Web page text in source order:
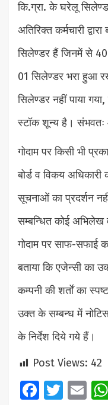
कि.ग्रा. के घरेलू
अतिरिक्त कर्मचारी
सिलेण्डर हैं जिनमें से
01 सिलेण्डर भरा हुआ
सिलेण्डर नहीं पाया
स्टॉक शून्य है।
गोदाम पर किसी भी
बोर्ड व विकय अधिकारी
सूचनाओं का प्रदर्शन
सम्बन्धित कोई अभिलेख
गोदाम पर साफ-सफाई
बताया कि एजेन्सी का
कम्पनी की शर्तों का
उक्त के सम्बन्ध में
के निर्देश दिये गये हैं।
Post Views: 42